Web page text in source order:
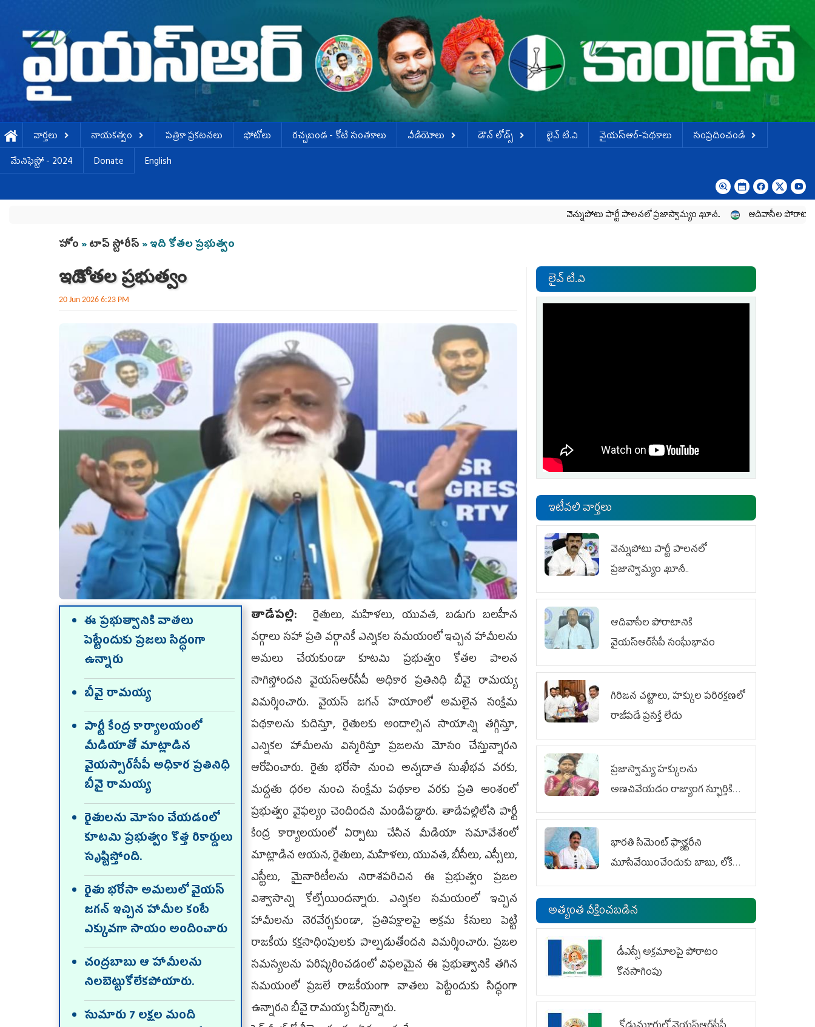
వార్తలు నాయకత్వం పత్రికా ప్రకటనలు ఫోటోలు ర‌చ్చ‌బండ‌ - కోటి సంత‌కాలు వీడియోలు డౌన్ లోడ్స్ లైవ్ టి.వి వైయస్ఆర్-పథకాలు
సంప్రదించండి
మేనిఫెస్టో - 2024
Donate English
వెన్నుపోటు పార్టీ పాలనలో ప్రజాస్వామ్యం ఖూనీ.. ఆదివాసీల పోరాటానికి
You are here
హోం »టాప్ స్టోరీస్ » ఇది కోతల ప్రభుత్వం
ఇది కోతల ప్రభుత్వం
20 Jun 2026 6:23 PM
ఈ ప్రభుత్వానికి వాతలు
పెట్టేందుకు ప్రజలు సిద్ధంగా
ఉన్నారు
బీవై రామయ్య
పార్టీ కేంద్ర కార్యాలయంలో
మీడియాతో మాట్లాడిన
వైయస్సార్‌సీపీ అధికార ప్రతినిధి
బీవై రామయ్య
రైతులను మోసం చేయడంలో
కూటమి ప్రభుత్వం కొత్త రికార్డులు
సృష్టిస్తోంది.
రైతు భరోసా అమలులో వైయస్
జగన్ ఇచ్చిన హామీల కంటే
ఎక్కువగా సాయం అందించారు
చంద్రబాబు ఆ హామీలను
నిలబెట్టుకోలేకపోయారు.
సుమారు 7 లక్షల మంది
తాడేప‌ల్లి: రైతులు, మహిళలు, యువత, బడుగు బలహీన
వర్గాలు సహా ప్రతి వర్గానికీ ఎన్నికల సమయంలో ఇచ్చిన హామీలను
అమలు చేయకుండా కూటమి ప్రభుత్వం కోతల పాలన
సాగిస్తోందని వైయ‌స్ఆర్‌సీపీ అధికార ప్రతినిధి బీవై రామయ్య
విమర్శించారు. వైయస్ జగన్ హయాంలో అమలైన సంక్షేమ
పథకాలను కుదిస్తూ, రైతులకు అందాల్సిన సాయాన్ని తగ్గిస్తూ,
ఎన్నికల హామీలను విస్మరిస్తూ ప్రజలను మోసం చేస్తున్నారని
ఆరోపించారు. రైతు భరోసా నుంచి అన్నదాత సుఖీభవ వరకు,
మద్దతు ధరల నుంచి సంక్షేమ పథకాల వరకు ప్రతి అంశంలో
ప్రభుత్వం వైఫల్యం చెందిందని మండిపడ్డారు. తాడేపల్లిలోని పార్టీ
కేంద్ర కార్యాలయంలో ఏర్పాటు చేసిన మీడియా సమావేశంలో
మాట్లాడిన ఆయన, రైతులు, మహిళలు, యువత, బీసీలు, ఎస్సీలు,
ఎస్టీలు, మైనారిటీలను నిరాశపరిచిన ఈ ప్రభుత్వం ప్రజల
విశ్వాసాన్ని కోల్పోయిందన్నారు. ఎన్నికల సమయంలో ఇచ్చిన
హామీలను నెరవేర్చకుండా, ప్రతిపక్షాలపై అక్రమ కేసులు పెట్టి
రాజకీయ కక్షసాధింపులకు పాల్పడుతోందని విమర్శించారు. ప్రజల
సమస్యలను పరిష్కరించడంలో విఫలమైన ఈ ప్రభుత్వానికి తగిన
సమయంలో ప్రజలే రాజకీయంగా వాతలు పెట్టేందుకు సిద్ధంగా
ఉన్నారని బీవై రామయ్య పేర్కొన్నారు.
లైవ్ టి.వి
ఇటీవలి వార్తలు
వెన్నుపోటు పార్టీ పాలనలో
ప్రజాస్వామ్యం ఖూనీ..
ఆదివాసీల పోరాటానికి
వైయ‌స్ఆర్‌సీపీ సంఘీభావం
గిరిజన చట్టాలు, హక్కుల పరిరక్షణలో
రాజీపడే ప్రసక్తే లేదు
ప్రజాస్వామ్య హక్కులను
అణచివేయడం రాజ్యాంగ స్ఫూర్తికి
విరుద్ధం
భారతి సిమెంట్ ఫ్యాక్టరీని
మూసివేయించేందుకు బాబు, లోకేశ్
కుట్ర
అత్యంత వీక్షించబడిన
డీఎస్సీ అక్రమాలపై పోరాటం
కొనసాగింపు